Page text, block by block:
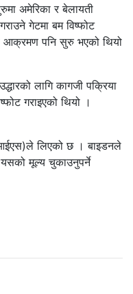
अमेरिका र बेलायती
गेटमा बम विष्फोट
आक्रमण पनि सुरु भएको थियो
लागि कागजी पक्रिया
गराइएको थियो ।
लिएको छ । बाइडनले
मूल्य चुकाउनुपर्ने